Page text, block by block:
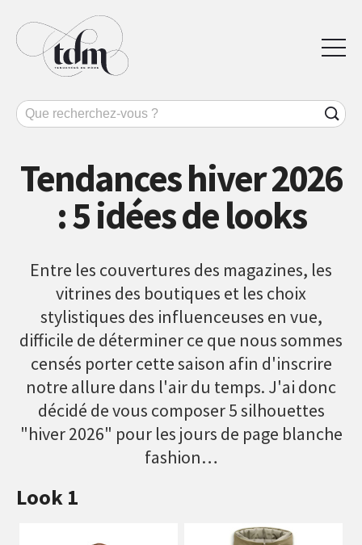
Tendances hiver 2026
: 5 idées de looks
Entre les couvertures des magazines, les
vitrines des boutiques et les choix
stylistiques des influenceuses en vue,
difficile de déterminer ce que nous sommes
censés porter cette saison afin d'inscrire
notre allure dans l'air du temps. J'ai donc
décidé de vous composer 5 silhouettes
"hiver 2026" pour les jours de page blanche
fashion…
Look 1